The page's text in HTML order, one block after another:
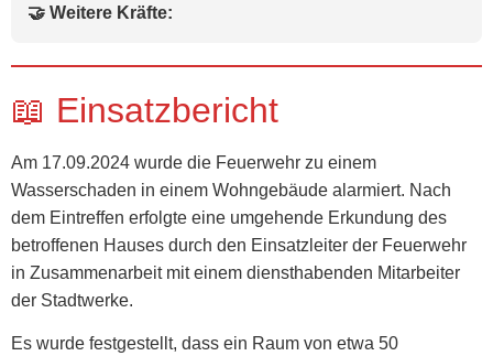
🤝 Weitere Kräfte:
📖 Einsatzbericht
Am 17.09.2024 wurde die Feuerwehr zu einem
Wasserschaden in einem Wohngebäude alarmiert. Nach
dem Eintreffen erfolgte eine umgehende Erkundung des
betroffenen Hauses durch den Einsatzleiter der Feuerwehr
in Zusammenarbeit mit einem diensthabenden Mitarbeiter
der Stadtwerke.
Es wurde festgestellt, dass ein Raum von etwa 50